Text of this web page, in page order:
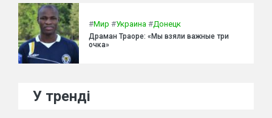
#Мир #Украина #Донецк
Драман Траоре: «Мы взяли важные три
очка»
У тренді